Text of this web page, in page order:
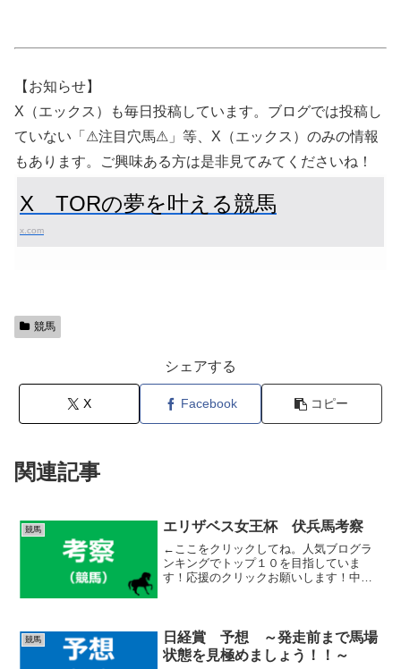
【お知らせ】
X（エックス）も毎日投稿しています。ブログでは投稿し
ていない「⚠注目穴馬⚠」等、X（エックス）のみの情報
もあります。ご興味ある方は是非見てみてくださいね！
X TORの夢を叶える競馬
x.com
競馬
シェアする
X Facebook コピー
関連記事
競馬 エリザベス女王杯 伏兵馬考察
←ここをクリックしてね。人気ブログラ
ンキングでトップ１０を目指していま
す！応援のクリックお願いします！中央
日の有力馬の考察でも書き...
競馬
日経賞 予想 ～発走前まで馬場
状態を見極めましょう！！～